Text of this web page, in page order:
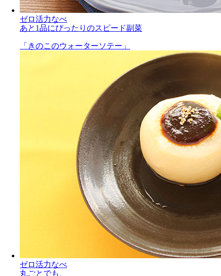
ゼロ活力なべ
あと1品にぴったりのスピード副菜
「きのこのウォーターソテー」
ゼロ活力なべ
丸ごとでも、